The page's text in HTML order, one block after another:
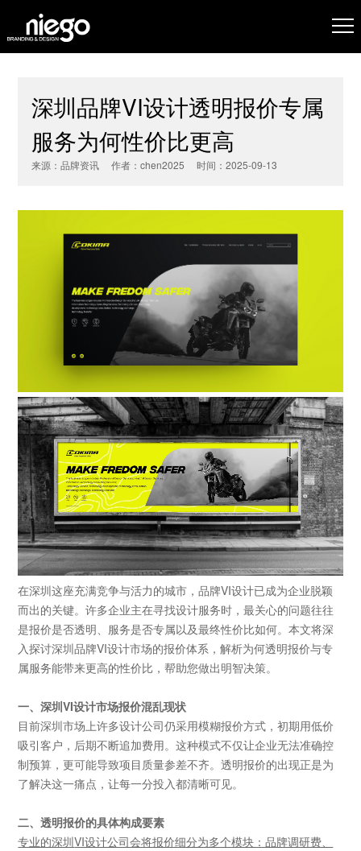
深圳品牌VI设计透明报价专属
服务为何性价比更高
来源：品牌资讯 作者：chen2025 时间：2025-09-13
在深圳这座充满竞争与活力的城市，品牌VI设计已成为企业脱颖
而出的关键。许多企业主在寻找设计服务时，最关心的问题往往
是报价是否透明、服务是否专属以及最终性价比如何。本文将深
入探讨深圳品牌VI设计市场的报价体系，解析为何透明报价与专
属服务能带来更高的性价比，帮助您做出明智决策。
一、深圳VI设计市场报价混乱现状
目前深圳市场上许多设计公司仍采用模糊报价方式，初期用低价
吸引客户，后期不断追加费用。这种模式不仅让企业无法准确控
制预算，更可能导致项目质量参差不齐。透明报价的出现正是为
了解决这一痛点，让每一分投入都清晰可见。
二、透明报价的具体构成要素
专业的深圳VI设计公司会将报价细分为多个模块：品牌调研费、